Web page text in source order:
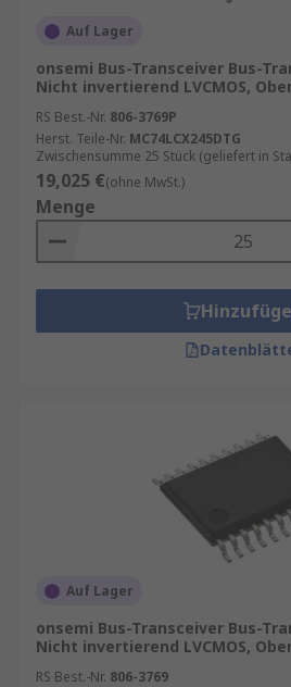
verschiedenen
für unterschiedliche
optimiert sind. Dies
Integration in verschiedene
Energieeffizienz: Moderne
sind energieeffizient und
den Energieverbrauch in
Kommunikationssystemen
Bus-Transceiver sind
Komponenten in der modernen
Datenkommunikation. Ihre
und zuverlässige
der industriellen
Automobilindustrie, der
der Medizintechnik – Bus-
maßgeblich zur Effizienz und
moderner Systeme bei.
Auf Lager
onsemi Bus-Transceiver Bus-
Nicht invertierend LVCMOS,
RS Best.-Nr. 806-3769P
Herst. Teile-Nr. MC74LCX245DTG
Zwischensumme 25 Stück (geliefert in
19,025 €(ohne MwSt.)
Menge
Auf Lager
onsemi Bus-Transceiver Bus-
Nicht invertierend LVCMOS,
RS Best.-Nr. 806-3769